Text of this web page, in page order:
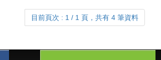
目前頁次 : 1 / 1 頁，共有 4 筆資料